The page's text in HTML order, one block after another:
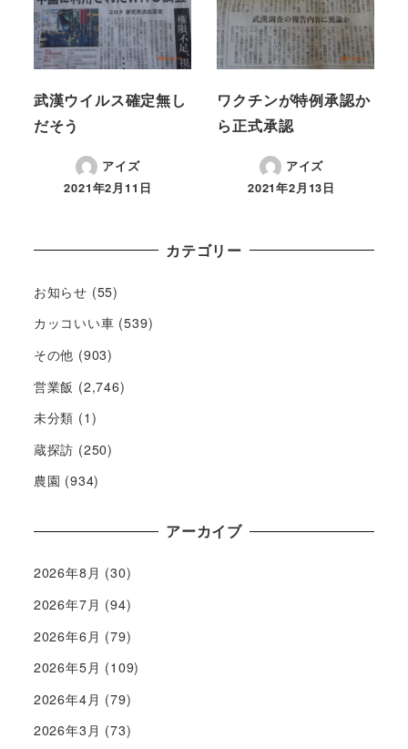
武漢ウイルス確定無し
だそう
アイズ
2021年2月11日
ワクチンが特例承認か
ら正式承認
アイズ
2021年2月13日
カテゴリー
お知らせ (55)
カッコいい車 (539)
その他 (903)
営業飯 (2,746)
未分類 (1)
蔵探訪 (250)
農園 (934)
アーカイブ
2026年8月 (30)
2026年7月 (94)
2026年6月 (79)
2026年5月 (109)
2026年4月 (79)
2026年3月 (73)